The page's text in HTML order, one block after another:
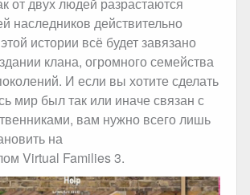
от двух людей разрастаются
наследников действительно
истории всё будет завязано
клана, огромного семейства
И если вы хотите сделать
мир был так или иначе связан с
вам нужно всего лишь
на
Virtual Families 3.